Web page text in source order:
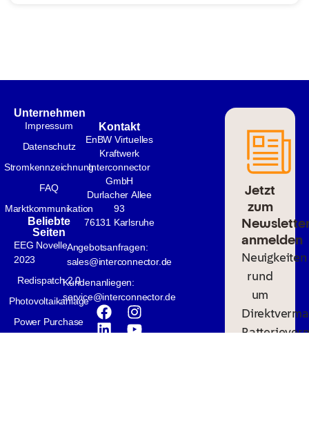
Unternehmen
Impressum
Datenschutz
Stromkennzeichnung
FAQ
Marktkommunikation
Beliebte
Seiten
EEG Novelle
2023
Redispatch 2.0
Photovoltaikanlage
Power Purchase
Agreement
Kontakt
EnBW Virtuelles
Kraftwerk
Interconnector
GmbH
Durlacher Allee
93
76131 Karlsruhe
Angebotsanfragen:
sales@interconnector.de
Kundenanliegen:
service@interconnector.de
Jetzt
zum
anmelden
Neuigkeiten
rund
um